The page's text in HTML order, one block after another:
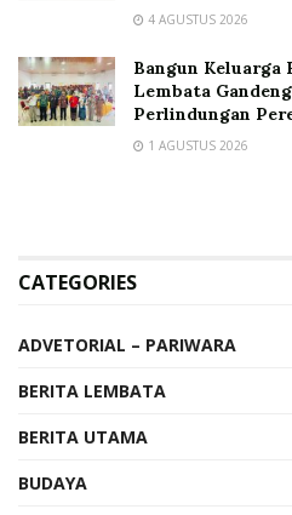
4 AGUSTUS 2026
Bangun Keluarga
Lembata
Perlindungan
1 AGUSTUS 2026
CATEGORIES
ADVETORIAL – PARIWARA
BERITA LEMBATA
BERITA UTAMA
BUDAYA